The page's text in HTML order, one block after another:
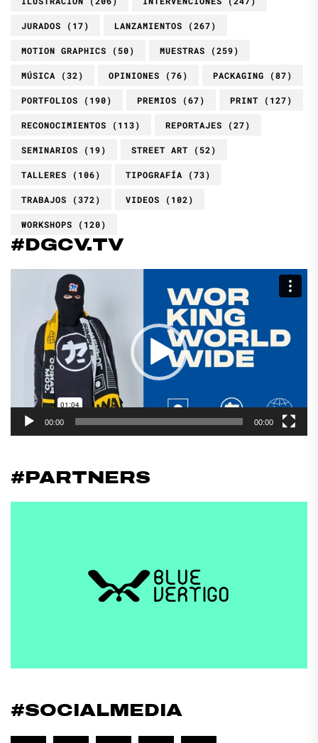
JURADOS (17) LANZAMIENTOS (267)
MOTION GRAPHICS (50) MUESTRAS (259)
MÚSICA (32) OPINIONES (76) PACKAGING (87)
PORTFOLIOS (190) PREMIOS (67) PRINT (127)
RECONOCIMIENTOS (113) REPORTAJES (27)
SEMINARIOS (19) STREET ART (52)
TALLERES (106) TIPOGRAFÍA (73)
TRABAJOS (372) VIDEOS (102)
WORKSHOPS (120)
#DGCV.TV
Reproductor
00:00 00:00
#PARTNERS
#SOCIALMEDIA